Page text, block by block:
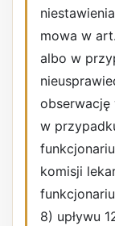
mowa w
albo w
obserwację
w
komisji
8) upływu